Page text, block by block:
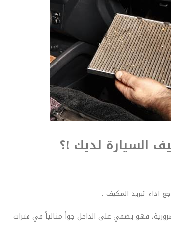
السيارة لديك !؟
اداء تبريد المكيف ،
فهو يضفي على الداخل جواً مثالياً في فترات